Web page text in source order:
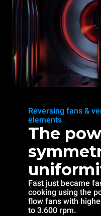
Reversing fans &
elements
The
Fast just became
cooking using the
flow fans with
to 3.600 rpm.